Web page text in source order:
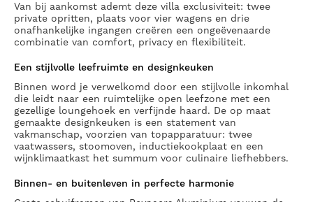
Van bij aankomst ademt deze villa exclusiviteit: twee
private opritten, plaats voor vier wagens en drie
onafhankelijke ingangen creëren een ongeëvenaarde
combinatie van comfort, privacy en flexibiliteit.
Een stijlvolle leefruimte en designkeuken
Binnen word je verwelkomd door een stijlvolle inkomhal
die leidt naar een ruimtelijke open leefzone met een
gezellige loungehoek en verfijnde haard. De op maat
gemaakte designkeuken is een statement van
vakmanschap, voorzien van topapparatuur: twee
vaatwassers, stoomoven, inductiekookplaat en een
wijnklimaatkast het summum voor culinaire liefhebbers.
Binnen- en buitenleven in perfecte harmonie